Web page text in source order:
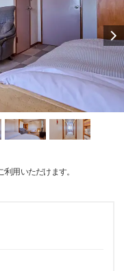
用いただけます。